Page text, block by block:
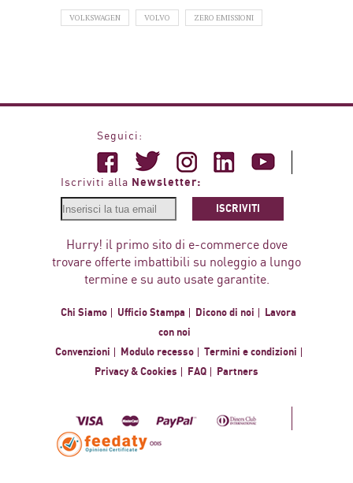
VOLKSWAGEN VOLVO ZERO EMISSIONI
Seguici:
Iscriviti alla Newsletter:
ISCRIVITI
Hurry! il primo sito di e-commerce dove
trovare offerte imbattibili su noleggio a lungo
termine e su auto usate garantite.
Chi Siamo Ufficio Stampa Dicono di noi
Lavora
con noi
Convenzioni
Modulo recesso
Termini e condizioni
Privacy & Cookies
FAQ Partners